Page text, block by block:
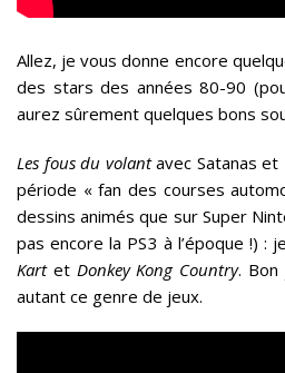
Allez, je vous donne encore
des stars des années 80-90
aurez sûrement quelques bons
Les fous du volantavec Satanas et
période « fan des courses
dessins animés que sur Super
pas encore la PS3 à l’époque !) :
Kartet Donkey Kong Country. Bon
autant ce genre de jeux.